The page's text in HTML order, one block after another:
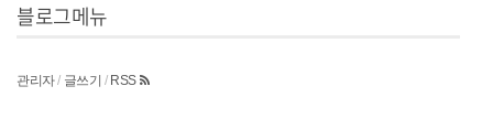
블로그메뉴
관리자/ 글쓰기 / RSS